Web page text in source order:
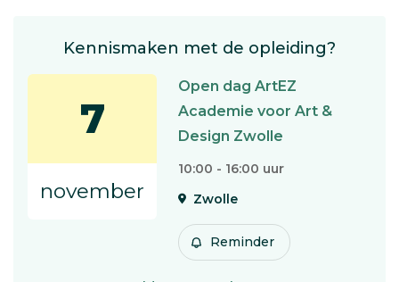
Kennismaken met de opleiding?
7
november
Open dag ArtEZ
Academie voor Art &
Design Zwolle
10:00 - 16:00 uur
Zwolle
Reminder